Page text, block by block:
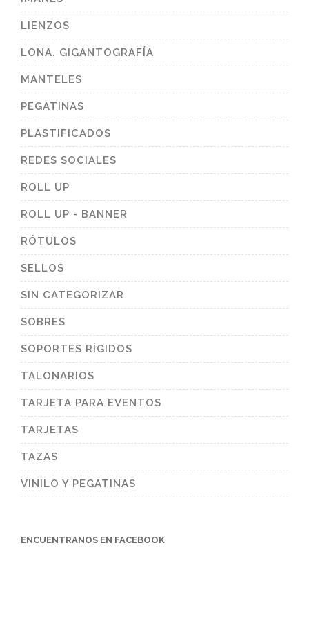
LIENZOS
LONA. GIGANTOGRAFÍA
MANTELES
PEGATINAS
PLASTIFICADOS
REDES SOCIALES
ROLL UP
ROLL UP - BANNER
RÓTULOS
SELLOS
SIN CATEGORIZAR
SOBRES
SOPORTES RÍGIDOS
TALONARIOS
TARJETA PARA EVENTOS
TARJETAS
TAZAS
VINILO Y PEGATINAS
ENCUENTRANOS EN FACEBOOK